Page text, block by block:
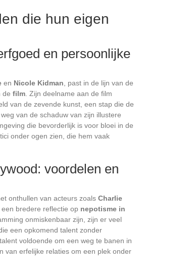
die hun eigen
en persoonlijke
en Nicole Kidman , past in de lijn van de
de film . Zijn deelname aan de film
van de zevende kunst, een stap die de
van de schaduw van zijn illustere
die bevorderlijk is voor bloei in de
onder ogen zien, die hem vaak
voordelen en
onthullen van acteurs zoals Charlie
een bredere reflectie op nepotisme in
onmiskenbaar zijn, zijn er veel
een opkomend talent zonder
voldoende om een weg te banen in
van erfelijke relaties om een plek onder